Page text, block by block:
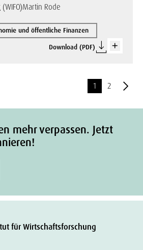
(WIFO)Martin Rode
und öffentliche Finanzen
Download (PDF)
1 2
mehr verpassen. Jetzt
für Wirtschaftsforschung